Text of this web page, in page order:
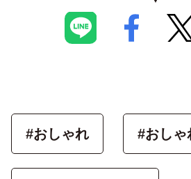
#おしゃれ #おしゃ